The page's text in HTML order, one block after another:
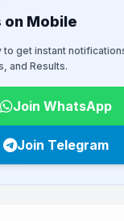
Mobile
to get instant
and Results.
Join WhatsApp
Join Telegram